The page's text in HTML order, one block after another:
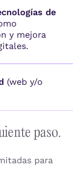
de
y mejora
(web y/o
paso.
para